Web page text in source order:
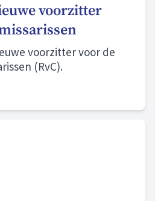
voorzitter
voorzitter voor de
(RvC).